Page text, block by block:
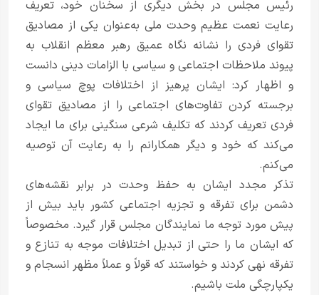
رئیس مجلس در بخش دیگری از سخنان خود، تعریف
رعایت نعمت عظیم وحدت ملی به‌عنوان یکی از مصادیق
تقوای فردی را نشانه نگاه عمیق رهبر معظم انقلاب به
پیوند ملاحظات اجتماعی و سیاسی با الزامات دینی دانست
و اظهار کرد: ایشان پرهیز از اختلافات پوچ سیاسی و
برجسته کردن تفاوت‌های اجتماعی را از مصادیق تقوای
فردی تعریف کردند که تکلیف شرعی سنگینی برای ما ایجاد
می‌کند که خود و دیگر همکارانم را به رعایت آن توصیه
می‌کنم.
تذکر مجدد ایشان به حفظ وحدت در برابر نقشه‌های
دشمن برای تفرقه و تجزیه اجتماعی کشور باید بیش از
پیش مورد توجه ما نمایندگان مجلس قرار گیرد. مخصوصاً
که ایشان ما را حتی از تبدیل اختلافات موجه به تنازع و
تفرقه نهی کردند و خواستند که قولاً و عملاً مظهر انسجام و
یکپارچگی ملت باشیم.